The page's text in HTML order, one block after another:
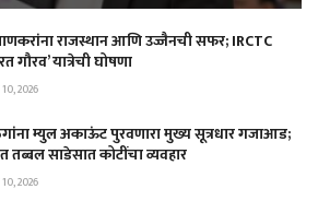
राजस्थान आणि उज्जैनची सफर; IRCTC
गौरव’ यात्रेची घोषणा
2026
म्युल अकाऊंट पुरवणारा मुख्य सूत्रधार गजाआड;
तब्बल साडेसात कोटींचा व्यवहार
2026